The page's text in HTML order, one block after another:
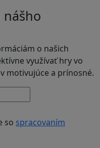
nášho
o našich
využívať hry vo
motivujúce a prínosné.
so spracovaním